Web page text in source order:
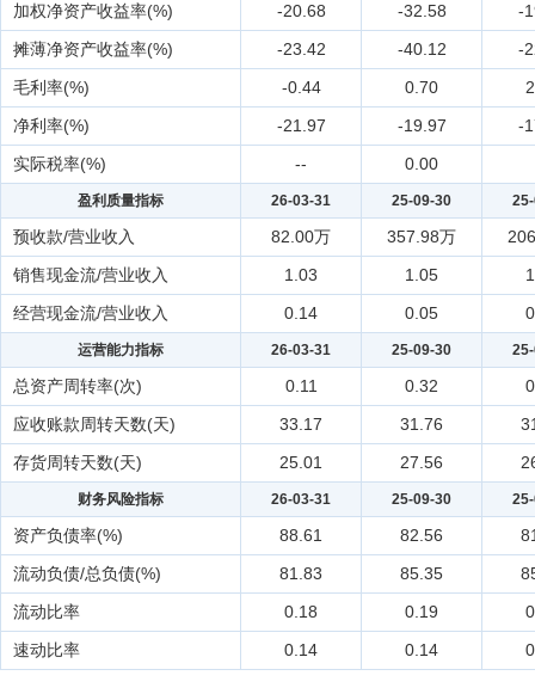
加权净资产收益率(%) -20.68 -32.58
-
摊薄净资产收益率(%)
-23.42 -40.12
-
毛利率(%)
-0.44 0.70
净利率(%)
-21.97 -19.97
-
实际税率(%)
-- 0.00
盈利质量指标 26-03-31 25-09-30
预收款/营业收入 82.00万 357.98万
销售现金流/营业收入
1.03 1.05
经营现金流/营业收入
0.14 0.05
运营能力指标 26-03-31 25-09-30
总资产周转率(次) 0.11 0.32
应收账款周转天数(天)
33.17 31.76
存货周转天数(天)
25.01 27.56
财务风险指标 26-03-31 25-09-30
资产负债率(%) 88.61 82.56
流动负债/总负债(%)
81.83 85.35
流动比率
0.18 0.19
速动比率
0.14 0.14